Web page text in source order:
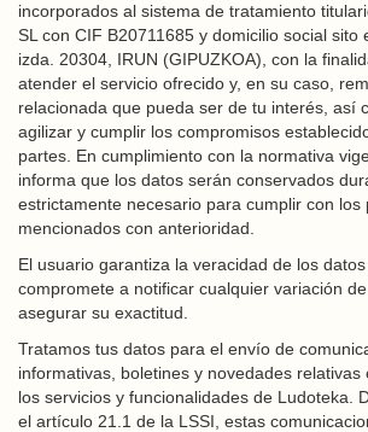
incorporados al sistema de tratamiento
SL con CIF B20711685 y domicilio social sito
izda. 20304, IRUN (GIPUZKOA), con la
atender el servicio ofrecido y, en su caso,
relacionada que pueda ser de tu interés, así
agilizar y cumplir los compromisos
partes. En cumplimiento con la normativa
informa que los datos serán conservados
estrictamente necesario para cumplir con los
mencionados con anterioridad.
El usuario garantiza la veracidad de los
compromete a notificar cualquier variación
asegurar su exactitud.
Tratamos tus datos para el envío de
informativas, boletines y novedades relativas
los servicios y funcionalidades de Ludoteka.
el artículo 21.1 de la LSSI, estas